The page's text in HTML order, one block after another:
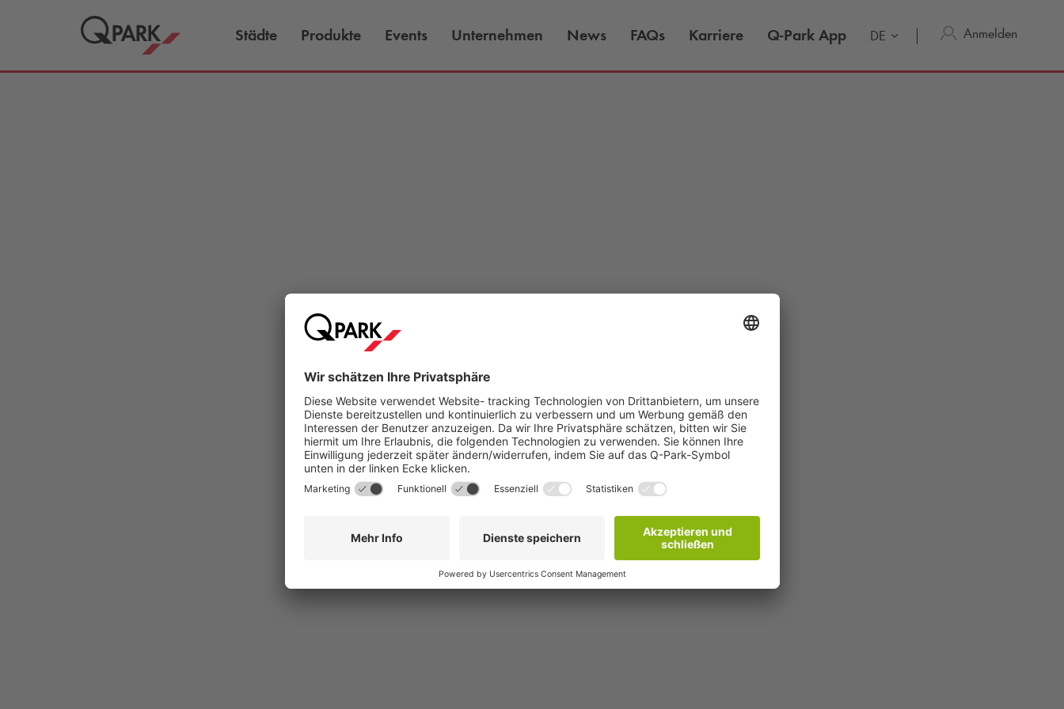
Städte Produkte Events Unternehmen News FAQs Karriere Q-Park App DE Anmelden